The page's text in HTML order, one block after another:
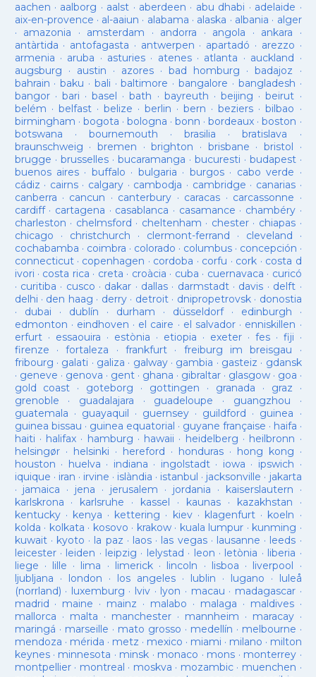
aachen · aalborg · aalst · aberdeen · abu dhabi · adelaide ·
aix-en-provence · al-aaiun · alabama · alaska · albania · alger
· amazonia · amsterdam · andorra · angola · ankara ·
antàrtida · antofagasta · antwerpen · apartadó · arezzo ·
armenia · aruba · asturies· atenes· atlanta · auckland ·
augsburg · austin · azores·bad homburg ·badajoz ·
bahrain ·baku · bali ·baltimore ·bangalore · bangladesh ·
bangor· bari ·basel ·bath · bayreuth ·beijing ·beirut ·
belém · belfast· belize · berlin ·bern ·beziers ·bilbao ·
birmingham · bogota · bologna ·bonn ·bordeaux ·boston ·
botswana · bournemouth ·brasilia ·bratislava ·
braunschweig · bremen ·brighton · brisbane · bristol ·
brugge · brusselles· bucaramanga · bucuresti · budapest·
buenos aires· buffalo · bulgaria · burgos· cabo verde ·
cádiz · cairns· calgary · cambodja · cambridge · canarias·
canberra · cancun · canterbury · caracas · carcassonne ·
cardiff· cartagena · casablanca · casamance · chambéry·
charleston · chelmsford · cheltenham · chester· chiapas ·
chicago · christchurch · clermont-ferrand · cleveland ·
cochabamba · coimbra · colorado · columbus· concepción ·
connecticut· copenhagen · cordoba · corfu · cork · costa d
ivori · costa rica · creta · croàcia · cuba · cuernavaca · curicó
· curitiba · cusco · dakar · dallas · darmstadt· davis · delft ·
delhi · den haag · derry· detroit· dnipropetrovsk· donostia
· dubai · dublín · durham · düsseldorf· edinburgh ·
edmonton · eindhoven · el caire · el salvador · enniskillen ·
erfurt· essaouira · estònia · etiopia · exeter· fes· fiji ·
firenze ·fortaleza · frankfurt· freiburg im breisgau ·
fribourg · galati · galiza · galway· gambia · gasteiz · gdansk
· geneve · genova · gent· ghana · gibraltar· glasgow· goa ·
gold coast · goteborg · gottingen · granada · graz ·
grenoble · guadalajara · guadeloupe · guangzhou ·
guatemala · guayaquil · guernsey· guildford · guinea ·
guinea bissau · guinea equatorial · guyane française · haifa ·
haiti · halifax · hamburg · hawaii · heidelberg · heilbronn ·
helsingør· helsinki · hereford · honduras· hong kong ·
houston · huelva · indiana · ingolstadt· iowa · ipswich ·
iquique · iran · irvine · islàndia · istanbul · jacksonville · jakarta
· jamaica · jena · jerusalem · jordania · kaiserslautern ·
karlskrona · karlsruhe · kassel · kaunas· kazakhstan ·
kentucky· kenya · kettering · kiev· klagenfurt · koeln ·
kolda · kolkata · kosovo · krakow· kuala lumpur · kunming ·
kuwait· kyoto · la paz · laos· las vegas· lausanne · leeds ·
leicester· leiden · leipzig · lelystad · leon · letònia · liberia ·
liege · lille · lima · limerick· lincoln · lisboa · liverpool ·
ljubljana · london · los angeles· lublin · lugano · luleå
(norrland) · luxemburg · lviv · lyon · macau · madagascar·
madrid · maine · mainz · malabo · malaga · maldives·
mallorca · malta · manchester· mannheim · maracay·
maringá · marseille · mato grosso · medellín · melbourne ·
mendoza · mérida · metz · mexico · miami · milano · milton
keynes· minnesota · minsk · monaco · mons · monterrey ·
montpellier· montreal · moskva · mozambic· muenchen ·